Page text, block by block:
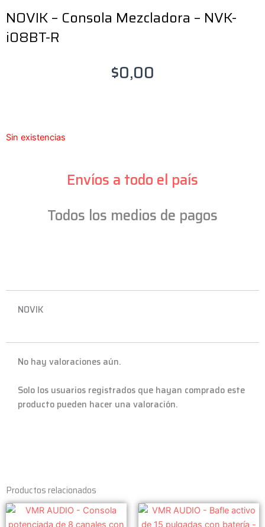
NOVIK – Consola Mezcladora – NVK-
i08BT-R
$0,00
Sin existencias
Envíos a todo el país
Todos los medios de pagos
NOVIK
No hay valoraciones aún.
Solo los usuarios registrados que hayan comprado este
producto pueden hacer una valoración.
Productos relacionados